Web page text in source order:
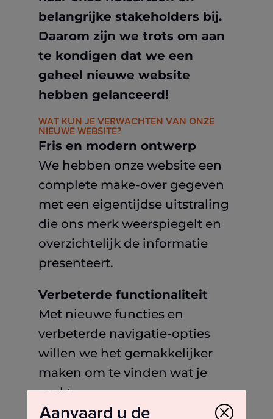
belangrijke stakeholders bij.
Daarom zijn we trots om aan
te kondigen dat we een
geheel nieuwe website
hebben gelanceerd!
WAT KUN JE VERWACHTEN VAN ONZE
NIEUWE WEBSITE?
Fris en modern ontwerp
We hebben onze website een
complete make-over gegeven
met een eigentijdse uitstraling
die ons merk weerspiegelt en
overzichtelijk de informatie
presenteert.
Verbeterde functionaliteit
Met nieuwe functies en
verbeterde navigatie-opties
willen we het gemakkelijker
maken om te vinden wat je
zoekt.
Q
Aanvaard u de